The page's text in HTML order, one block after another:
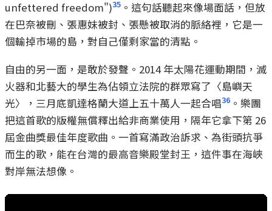
unfettered freedom")35 。這句話聽起來像場面話，但放
在巴奈被刪、張惠妹被封、張懸被取消的脈絡裡，它是一
個輸掉市場的島，對自己僅剩家當的清點。
自由的另一面，是敢於發聲。2014 年太陽花運動期間，滅
火器和北藝大的學生為佔領立法院的群眾寫了〈島嶼天
光〉，三月底凱達格蘭大道上五十萬人一起合唱36 。樂團
把這首歌的版權無償釋出給非商業使用，隔年它拿下第 26
屆金曲獎最佳年度歌曲。一首寫滿政治訴求、為街頭抗爭
而生的歌，能在台灣的最高音樂殿堂封王，這件事在海峽
對岸無法想像。